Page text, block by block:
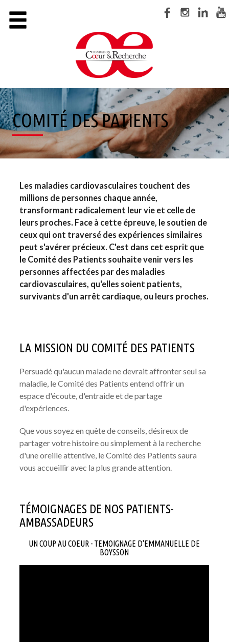
CAMPAGNE CŒUR DES FEMMES
LA COLLECTE DES CŒURS BATTANTS
SUIVRE LA RECHERCHE
S’INFORMER
NOS ACTIONS
FAIRE UN DON
DEVENIR BÉNÉVOLE
NOTRE COMITÉ DES PATIENTS
ESPACE CHERCHEURS
TÉLÉCHARGEMENTS
×
COMITÉ DES PATIENTS
Les maladies cardiovasculaires touchent des
millions de personnes chaque année,
transformant radicalement leur vie et celle de
leurs proches. Face à cette épreuve, le soutien de
ceux qui ont traversé des expériences similaires
peut s'avérer précieux. C'est dans cet esprit que
le Comité des Patients souhaite venir vers les
personnes affectées par des maladies
cardiovasculaires, qu'elles soient patients,
survivants d'un arrêt cardiaque, ou leurs proches.
LA MISSION DU COMITÉ DES PATIENTS
Persuadé qu'aucun malade ne devrait affronter seul sa
maladie, le Comité des Patients entend offrir un
espace d'écoute, d'entraide et de partage
d'expériences.
Que vous soyez en quête de conseils, désireux de
partager votre histoire ou simplement à la recherche
d'une oreille attentive, le Comité des Patients saura
vous accueillir avec la plus grande attention.
TÉMOIGNAGES DE NOS PATIENTS-
AMBASSADEURS
UN COUP AU COEUR - TEMOIGNAGE D'EMMANUELLE DE
BOYSSON